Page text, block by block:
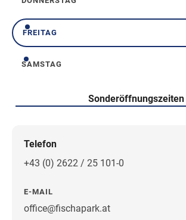
Donnerstag
Freitag
FREITAG
Samstag
SAMSTAG
Sonderöffnungszeiten
Telefon
+43 (0) 2622 / 25 101-0
E-MAIL
office@fischapark.atWegbeschreibung